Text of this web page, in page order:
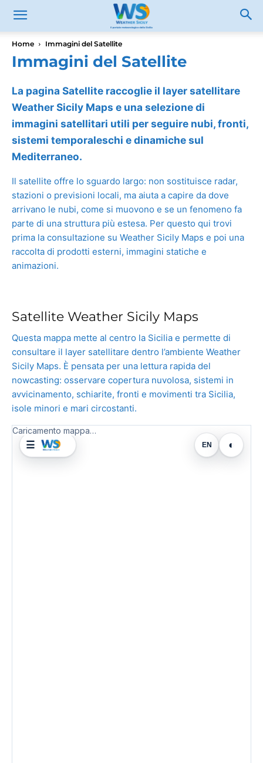
Home Immagini del Satellite
Immagini del Satellite
La pagina Satellite raccoglie il layer satellitare
Weather Sicily Maps e una selezione di
immagini satellitari utili per seguire nubi, fronti,
sistemi temporaleschi e dinamiche sul
Mediterraneo.
Il satellite offre lo sguardo largo: non sostituisce radar,
stazioni o previsioni locali, ma aiuta a capire da dove
arrivano le nubi, come si muovono e se un fenomeno fa
parte di una struttura più estesa. Per questo qui trovi
prima la consultazione su Weather Sicily Maps e poi una
raccolta di prodotti esterni, immagini statiche e
animazioni.
Satellite Weather Sicily Maps
Questa mappa mette al centro la Sicilia e permette di
consultare il layer satellitare dentro l’ambiente Weather
Sicily Maps. È pensata per una lettura rapida del
nowcasting: osservare copertura nuvolosa, sistemi in
avvicinamento, schiarite, fronti e movimenti tra Sicilia,
isole minori e mari circostanti.